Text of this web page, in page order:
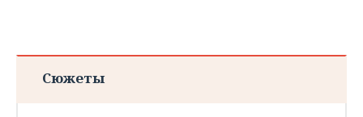
Сюжеты